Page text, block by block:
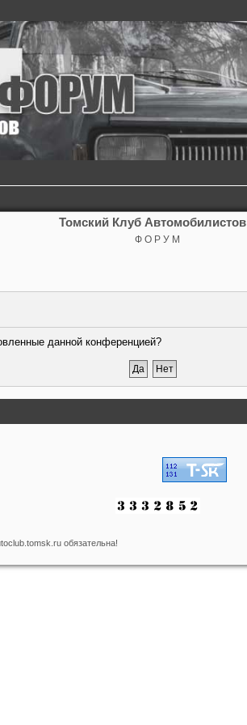
Томский Клуб Автомобилистов
Ф О Р У М
данной конференцией?
обязательна!